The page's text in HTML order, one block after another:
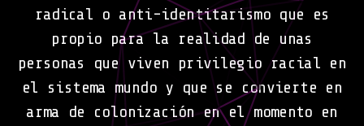
radical o anti-identitarismo que es
propio para la realidad de unas
personas que viven privilegio racial en
el sistema mundo y que se convierte en
arma de colonización en el momento en